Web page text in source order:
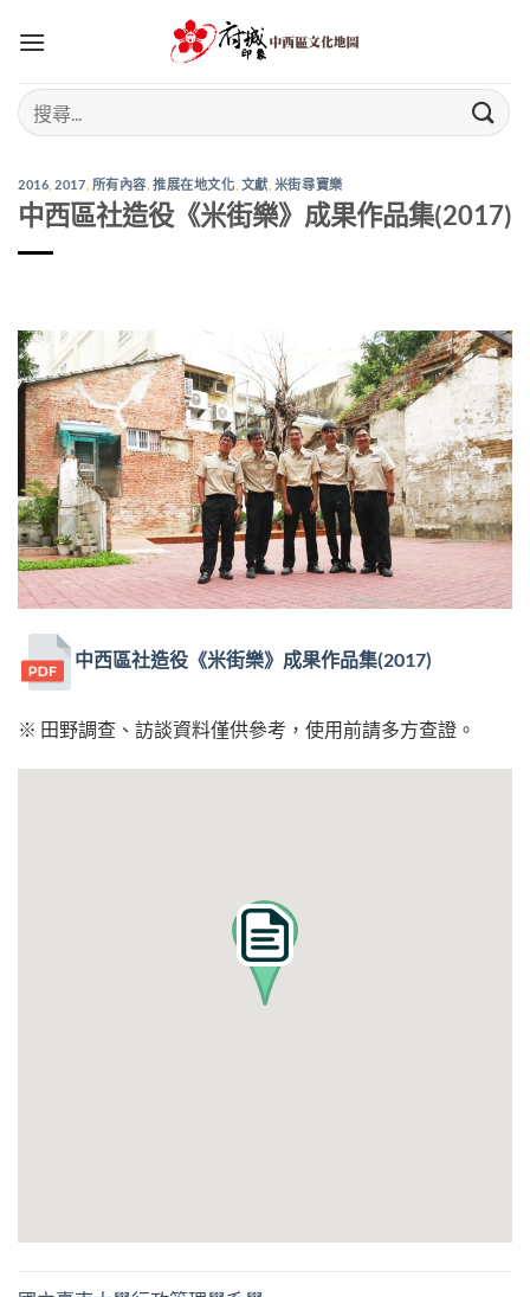
2016 ,2017 所有內容 ,推展在地文化 文獻 米街尋寶樂
中西區社造役《米街樂》成果作品集(2017)
中西區社造役《米街樂》成果作品集(2017)
※ 田野調查、訪談資料僅供參考，使用前請多方查證。